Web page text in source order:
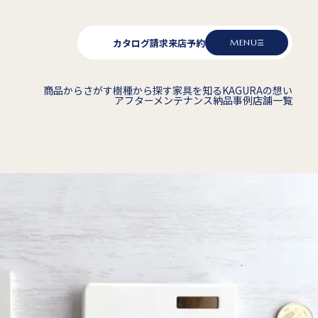
カタログ請求来店予約 MENU
商品からさがす樹種から探す家具を知るKAGURAの想い
アフターメンテナンス納品事例店舗一覧